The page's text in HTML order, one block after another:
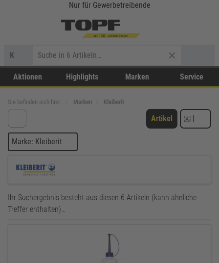
Nur für Gewerbetreibende
K
Aktionen Highlights Marken Service
Sie befinden sich hier: Marken Kleiberit
Artikel |
Marke: Kleiberit
Ihr Suchergebnis besteht aus diesen 6 Artikeln (kann ähnliche
Treffer enthalten)…